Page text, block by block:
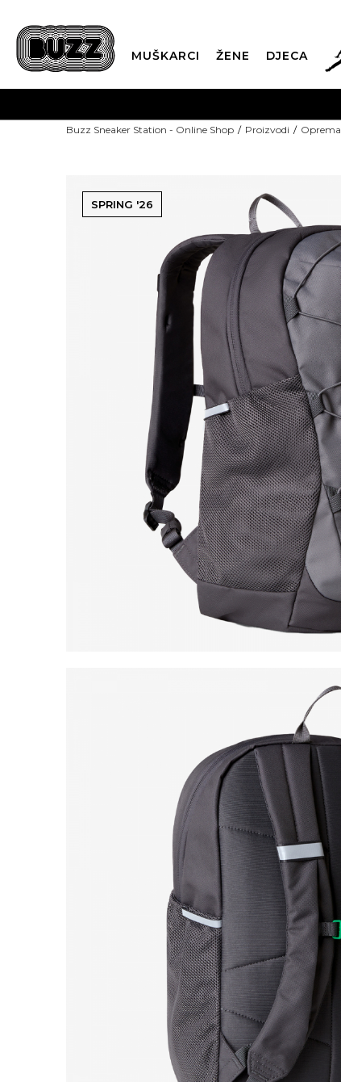
MUŠKARCI ŽENE DJECA
Buzz Sneaker Station - Online Shop Proizvodi Oprema
SPRING '26